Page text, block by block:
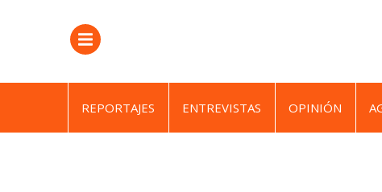
REPORTAJES ENTREVISTAS OPINIÓN